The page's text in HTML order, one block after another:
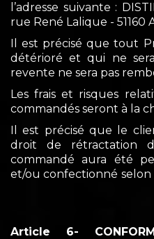
l’adresse suivante :
rue René Lalique - 51160
Il est précisé que tout
détérioré et qui ne
revente ne sera pas
Les frais et risques
commandés seront à la
Il est précisé que le
droit de rétractation
commandé aura été
et/ou confectionné selon
Article 6-